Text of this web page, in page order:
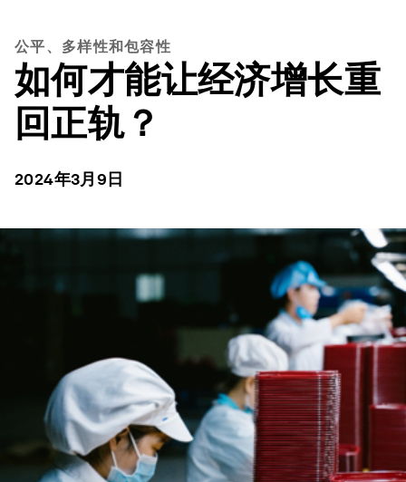
公平、多样性和包容性
如何才能让经济增长重
回正轨？
2024年3月9日